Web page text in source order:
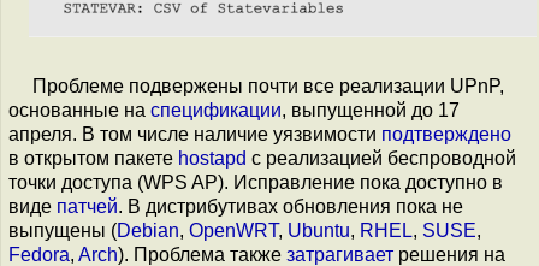
Проблеме подвержены почти все реализации UPnP,
основанные на спецификации, выпущенной до 17
апреля. В том числе наличие уязвимости подтверждено
в открытом пакете hostapd c реализацией беспроводной
точки доступа (WPS AP). Исправление пока доступно в
виде патчей. В дистрибутивах обновления пока не
выпущены (Debian, OpenWRT, Ubuntu, RHEL, SUSE,
Fedora, Arch). Проблема также затрагивает решения на